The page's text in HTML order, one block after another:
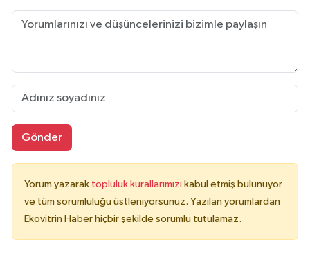
Gönder
Yorum yazarak topluluk kurallarımızı kabul etmiş bulunuyor
ve tüm sorumluluğu üstleniyorsunuz. Yazılan yorumlardan
Ekovitrin Haber hiçbir şekilde sorumlu tutulamaz.